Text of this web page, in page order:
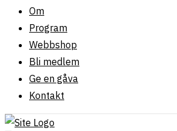
Om
Program
Webbshop
Bli medlem
Ge en gåva
Kontakt